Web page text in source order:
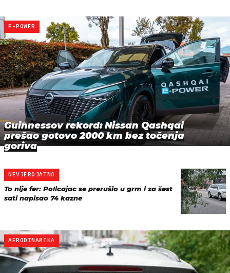
E-POWER
Guinnessov rekord: Nissan Qashqai
prešao gotovo 2000 km bez točenja
goriva
NEVJEROJATNO
To nije fer: Policajac se prerušio u grm i za šest
sati napisao 74 kazne
AERODINAMIKA